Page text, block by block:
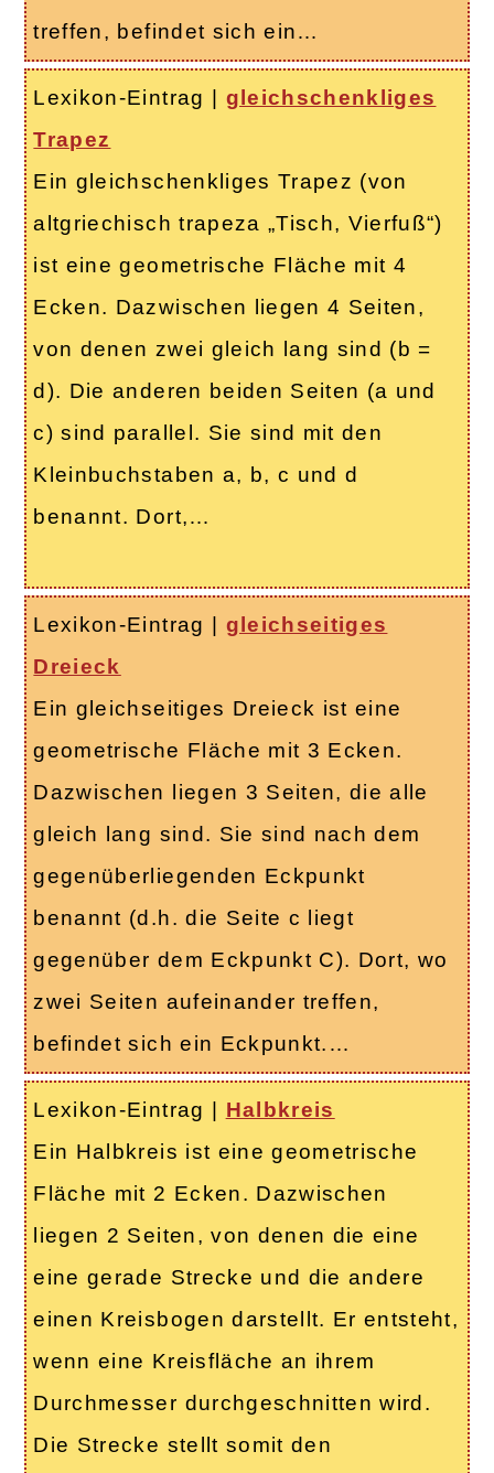
treffen, befindet sich ein…
Lexikon-Eintrag | gleichschenkliges
Trapez
Ein gleichschenkliges Trapez (von
altgriechisch trapeza „Tisch, Vierfuß“)
ist eine geometrische Fläche mit 4
Ecken. Dazwischen liegen 4 Seiten,
von denen zwei gleich lang sind (b =
d). Die anderen beiden Seiten (a und
c) sind parallel. Sie sind mit den
Kleinbuchstaben a, b, c und d
benannt. Dort,…
Lexikon-Eintrag | gleichseitiges
Dreieck
Ein gleichseitiges Dreieck ist eine
geometrische Fläche mit 3 Ecken.
Dazwischen liegen 3 Seiten, die alle
gleich lang sind. Sie sind nach dem
gegenüberliegenden Eckpunkt
benannt (d.h. die Seite c liegt
gegenüber dem Eckpunkt C). Dort, wo
zwei Seiten aufeinander treffen,
befindet sich ein Eckpunkt.…
Lexikon-Eintrag | Halbkreis
Ein Halbkreis ist eine geometrische
Fläche mit 2 Ecken. Dazwischen
liegen 2 Seiten, von denen die eine
eine gerade Strecke und die andere
einen Kreisbogen darstellt. Er entsteht,
wenn eine Kreisfläche an ihrem
Durchmesser durchgeschnitten wird.
Die Strecke stellt somit den